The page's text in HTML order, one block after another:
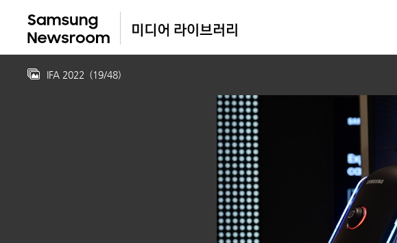
IFA 2022 (19/48)